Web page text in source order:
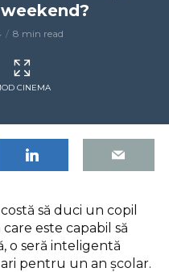
8 min read
CINEMA
să duci un copil
este capabil să
o seră inteligentă
pentru un an școlar.